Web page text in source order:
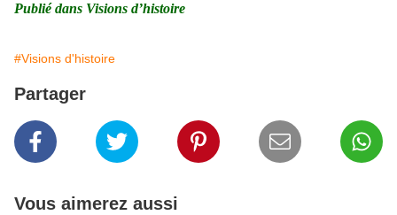
Publié dans Visions d’histoire
#Visions d'histoire
Partager
Vous aimerez aussi